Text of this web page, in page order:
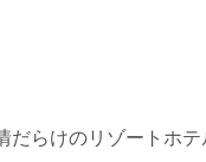
だらけのリゾートホテ